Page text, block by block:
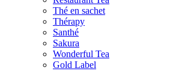
Thé en sachet
Thérapy
Santhé
Sakura
Wonderful Tea
Gold Label